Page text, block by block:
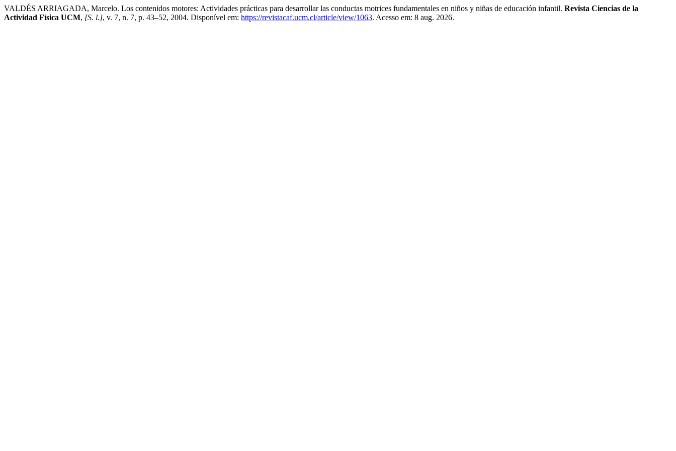
VALDÉS ARRIAGADA, Marcelo. Los contenidos motores: Actividades prácticas para desarrollar las conductas motrices fundamentales en niños y niñas de educación infantil. Revista Ciencias de la
Actividad Física UCM, [S. l.], v. 7, n. 7, p. 43–52, 2004. Disponível em: https://revistacaf.ucm.cl/article/view/1063. Acesso em: 8 aug. 2026.